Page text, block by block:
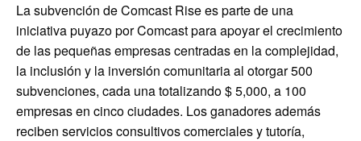
La subvención de Comcast Rise es parte de una
iniciativa puyazo por Comcast para apoyar el crecimiento
de las pequeñas empresas centradas en la complejidad,
la inclusión y la inversión comunitaria al otorgar 500
subvenciones, cada una totalizando $ 5,000, a 100
empresas en cinco ciudades. Los ganadores además
reciben servicios consultivos comerciales y tutoría,